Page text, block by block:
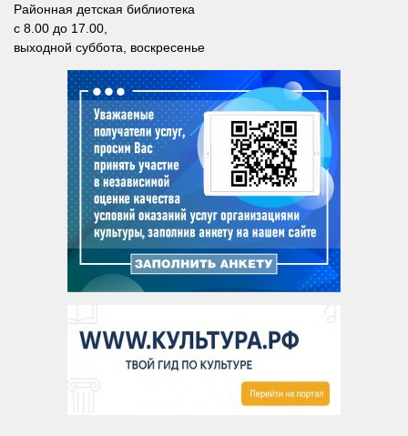
Районная детская библиотека
с 8.00 до 17.00,
выходной суббота, воскресенье